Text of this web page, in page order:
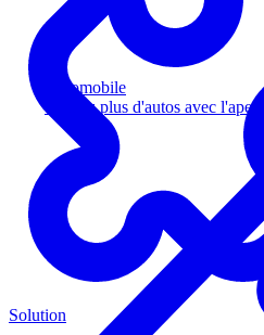
Automobile
Vendez plus d'autos avec
Solution